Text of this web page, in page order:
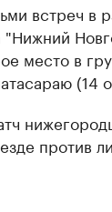
встреч в
"Нижний
место в
(14
против